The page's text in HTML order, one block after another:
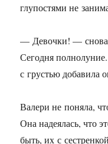
глупостями не
— Девочки! — снова
Сегодня
с грустью добавила
Валери не поняла,
Она надеялась, что
быть, их с